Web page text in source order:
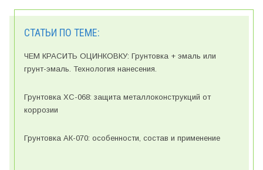
СТАТЬИ ПО ТЕМЕ:
ЧЕМ КРАСИТЬ ОЦИНКОВКУ: Грунтовка + эмаль или
грунт-эмаль. Технология нанесения.
Грунтовка ХС-068: защита металлоконструкций от
коррозии
Грунтовка АК-070: особенности, состав и применение